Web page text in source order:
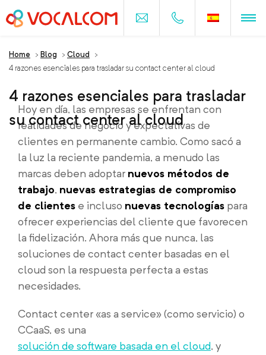
Home > Blog > Cloud
>
4 razones esenciales para trasladar su contact center al cloud
4 razones esenciales para trasladar
su contact center al cloud
Hoy en día, las empresas se enfrentan con
realidades de negocio y expectativas de
clientes en permanente cambio. Como sacó a
la luz la reciente pandemia, a menudo las
marcas deben adoptar nuevos métodos de
trabajo, nuevas estrategias de compromiso
de clientes e incluso nuevas tecnologías para
ofrecer experiencias del cliente que favorecen
la fidelización. Ahora más que nunca, las
soluciones de contact center basadas en el
cloud son la respuesta perfecta a estas
necesidades.
Contact center «as a service» (como servicio) o
CCaaS, es una
solución de software basada en el cloud, y